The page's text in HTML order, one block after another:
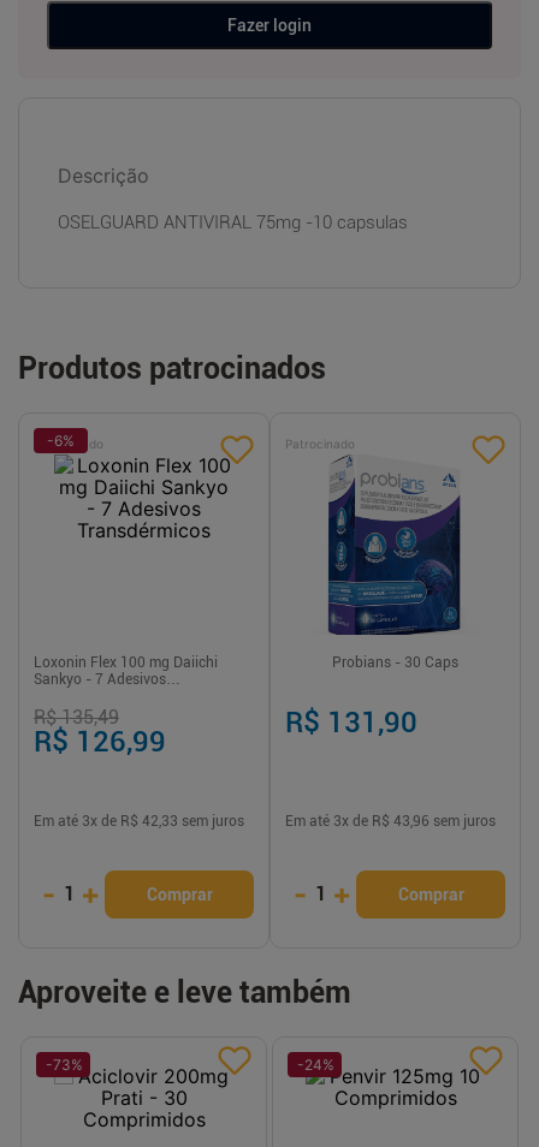
Fazer login
Descrição
OSELGUARD ANTIVIRAL 75mg -10 capsulas
Produtos patrocinados
Patrocinado
-6%
Loxonin Flex 100 mg Daiichi
Sankyo - 7 Adesivos
R$ 135,49
R$ 126,99
Em até 3x de R$ 42,33 sem juros
- 1 + Comprar
Patrocinado
Probians - 30 Caps
R$ 131,90
Em até 3x de R$ 43,96 sem juros
- 1 + Comprar
Aproveite e leve também
-73% -24%